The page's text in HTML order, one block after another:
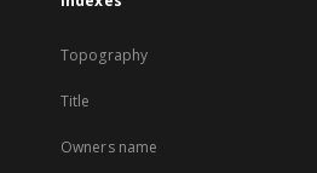
Topography
Title
Owners name